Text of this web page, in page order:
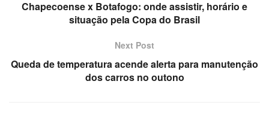
Chapecoense x Botafogo: onde assistir, horário e
situação pela Copa do Brasil
Next Post
Queda de temperatura acende alerta para manutenção
dos carros no outono